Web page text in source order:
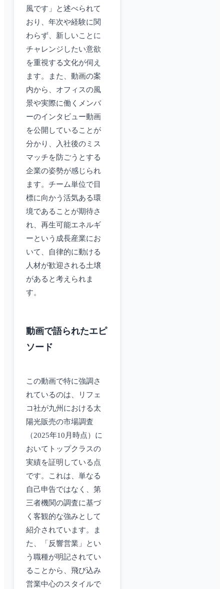
風です」と述べられて
おり、年次や経験に関
わらず、新しいことに
チャレンジしたい意欲
を重視する文化が伺え
ます。また、動画の案
内から、オフィスの風
景や実際に働くメンバ
ーのインタビュー動画
を公開していることが
分かり、入社後のミス
マッチを防ごうとする
企業の姿勢が感じられ
ます。チーム単位で目
標に向かう活気ある環
境であることが期待さ
れ、再生可能エネルギ
ーという成長産業にお
いて、自律的に動ける
人材が歓迎される土壌
があると考えられま
す。
動画で語られたエピ
ソード
この動画で特に強調さ
れているのは、リフェ
コ社が九州における太
陽光販売の市場調査
（2025年10月時点）に
おいてトップクラスの
実績を証明している点
です。これは、単なる
自己申告ではなく、第
三者機関の調査に基づ
く客観的な強みとして
紹介されています。ま
た、「反響営業」とい
う職種が明記されてい
ることから、飛び込み
営業中心のスタイルで